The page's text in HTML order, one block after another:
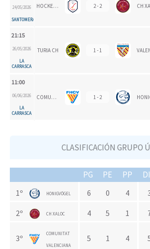
24/05/2026
SANTOMERA
HOCKEYMUR 2 - 2
21:15
26/05/2026
LA
CARRASCA
TURIA CH 1 - 1
11:00
06/06/2026
LA
CARRASCA
COMUNITAT VALENCIANA 1 - 2
CLASIFICACIÓN GRUPO
PG PE PP
1º HONIGVÖGEL 6 0 4
2º CH XALOC 4 5 1
3º COMUNITAT
VALENCIANA
5 1 4